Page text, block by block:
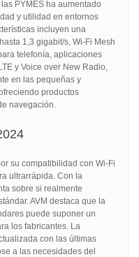
PYMES ha aumentado
y utilidad en entornos
incluyen una
1,3 gigabit/s, Wi-Fi Mesh
telefonía, aplicaciones
y Voice over New Radio,
en las pequeñas y
productos
navegación.
su compatibilidad con Wi-Fi
ultrarrápida. Con la
sobre si realmente
AVM destaca que la
puede suponer un
los fabricantes. La
con las últimas
a las necesidades del